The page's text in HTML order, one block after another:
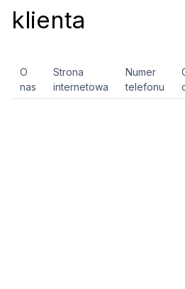
klienta
O
nas
Strona
internetowa
Numer
telefonu